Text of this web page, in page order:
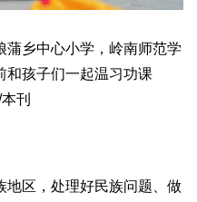
乡中心小学，岭南师范学
和孩子们一起温习功课
刊
区，处理好民族问题、做